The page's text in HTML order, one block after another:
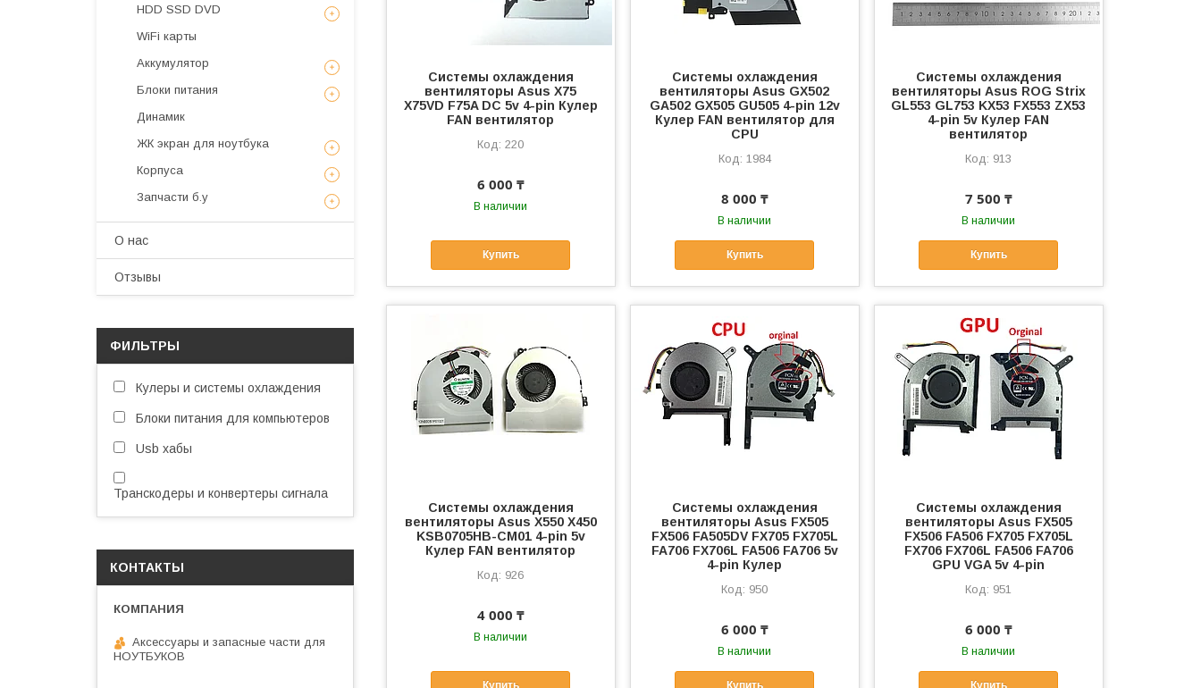
Системы охлаждения
вентиляторы Asus X75
X75VD F75A DC 5v 4-pin Кулер
FAN вентилятор
220
6 000 ₸
В наличии
Купить
Системы охлаждения
вентиляторы Asus GX502
GA502 GX505 GU505 4-pin 12v
Кулер FAN вентилятор для
CPU
1984
8 000 ₸
В наличии
Купить
Системы охлаждения
вентиляторы Asus ROG Strix
GL553 GL753 KX53 FX553 ZX53
4-pin 5v Кулер FAN
вентилятор
913
7 500 ₸
В наличии
Купить
Системы охлаждения
вентиляторы Asus X550 X450
KSB0705HB-CM01 4-pin 5v
Кулер FAN вентилятор
926
4 000 ₸
В наличии
Купить
Системы охлаждения
вентиляторы Asus FX505
FX506 FA505DV FX705 FX705L
FA706 FX706L FA506 FA706 5v
4-pin Кулер
950
6 000 ₸
В наличии
Купить
Системы охлаждения
вентиляторы Asus FX505
FX506 FA506 FX705 FX705L
FX706 FX706L FA506 FA706
GPU VGA 5v 4-pin
951
6 000 ₸
В наличии
Купить
HDD SSD DVD
WiFi карты
Аккумулятор
Блоки питания
Динамик
ЖК экран для ноутбука
Корпуса
Запчасти б.у
О нас
Отзывы
ФИЛЬТРЫ
Кулеры и системы охлаждения
Блоки питания для компьютеров
Usb хабы
Транскодеры и конвертеры сигнала
КОНТАКТЫ
Аксессуары и запасные части для
НОУТБУКОВ